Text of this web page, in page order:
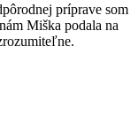
príprave som
Miška podala na